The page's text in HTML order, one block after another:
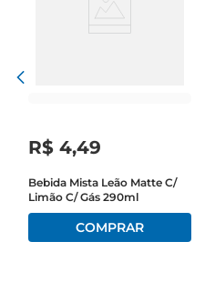
R$ 4,49
Bebida Mista Leão Matte C/
Limão C/ Gás 290ml